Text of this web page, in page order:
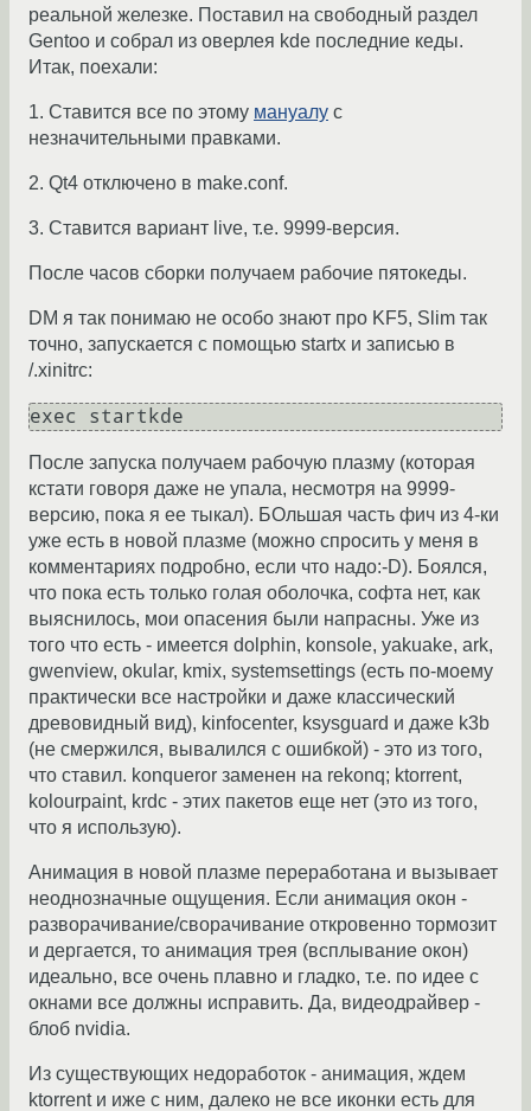
реальной железке. Поставил на свободный раздел
Gentoo и собрал из оверлея kde последние кеды.
Итак, поехали:
1. Ставится все по этому мануалу с
незначительными правками.
2. Qt4 отключено в make.conf.
3. Ставится вариант live, т.е. 9999-версия.
После часов сборки получаем рабочие пятокеды.
DM я так понимаю не особо знают про KF5, Slim так
точно, запускается с помощью startx и записью в
/.xinitrc:
exec startkde
После запуска получаем рабочую плазму (которая
кстати говоря даже не упала, несмотря на 9999-
версию, пока я ее тыкал). БОльшая часть фич из 4-ки
уже есть в новой плазме (можно спросить у меня в
комментариях подробно, если что надо:-D). Боялся,
что пока есть только голая оболочка, софта нет, как
выяснилось, мои опасения были напрасны. Уже из
того что есть - имеется dolphin, konsole, yakuake, ark,
gwenview, okular, kmix, systemsettings (есть по-моему
практически все настройки и даже классический
древовидный вид), kinfocenter, ksysguard и даже k3b
(не смержился, вывалился с ошибкой) - это из того,
что ставил. konqueror заменен на rekonq; ktorrent,
kolourpaint, krdc - этих пакетов еще нет (это из того,
что я использую).
Анимация в новой плазме переработана и вызывает
неоднозначные ощущения. Если анимация окон -
разворачивание/сворачивание откровенно тормозит
и дергается, то анимация трея (всплывание окон)
идеально, все очень плавно и гладко, т.е. по идее с
окнами все должны исправить. Да, видеодрайвер -
блоб nvidia.
Из существующих недоработок - анимация, ждем
ktorrent и иже с ним, далеко не все иконки есть для